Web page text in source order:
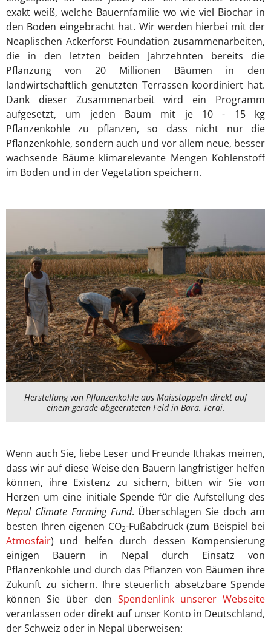
exakt weiß, welche Bauernfamilie wo wie viel Biochar in
den Boden eingebracht hat. Wir werden hierbei mit der
Neaplischen Ackerforst Foundation zusammenarbeiten,
die in den letzten beiden Jahrzehnten bereits die
Pflanzung von 20 Millionen Bäumen in den
landwirtschaftlich genutzten Terrassen koordiniert hat.
Dank dieser Zusammenarbeit wird ein Programm
aufgesetzt, um jeden Baum mit je 10 - 15 kg
Pflanzenkohle zu pflanzen, so dass nicht nur die
Pflanzenkohle, sondern auch und vor allem neue, besser
wachsende Bäume klimarelevante Mengen Kohlenstoff
im Boden und in der Vegetation speichern.
Herstellung von Pflanzenkohle aus Maisstoppeln direkt auf
einem gerade abgeernteten Feld in Bara, Terai.
Wenn auch Sie, liebe Leser und Freunde Ithakas meinen,
dass wir auf diese Weise den Bauern langfristiger helfen
können, ihre Existenz zu sichern, bitten wir Sie von
Herzen um eine initiale Spende für die Aufstellung des
Nepal Climate Farming Fund. Überschlagen Sie doch am
besten Ihren eigenen CO2-Fußabdruck (zum Beispiel bei
Atmosfair) und helfen durch dessen Kompensierung
einigen Bauern in Nepal durch Einsatz von
Pflanzenkohle und durch das Pflanzen von Bäumen ihre
Zukunft zu sichern. Ihre steuerlich absetzbare Spende
können Sie über den Spendenlink unserer Webseite
veranlassen oder direkt auf unser Konto in Deutschland,
der Schweiz oder in Nepal überweisen: